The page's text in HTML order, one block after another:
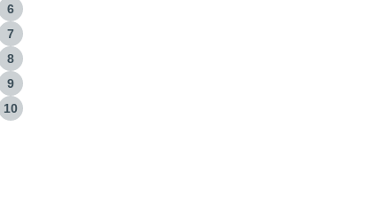
6
7
8
9
10